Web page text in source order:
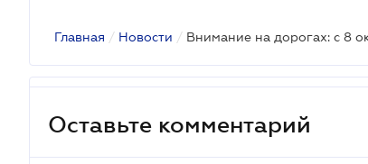
Главная / Новости / Внимание на дорогах: с 8
Оставьте комментарий